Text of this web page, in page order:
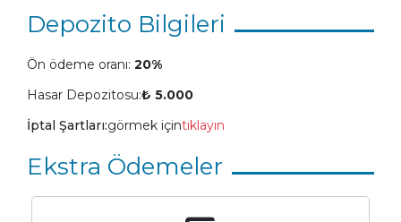
Depozito Bilgileri
Ön ödeme oranı: 20%
Hasar Depozitosu:₺ 5.000
İptal Şartları:görmek içintıklayın
Ekstra Ödemeler